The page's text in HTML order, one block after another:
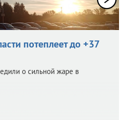
потеплеет до +37
о сильной жаре в